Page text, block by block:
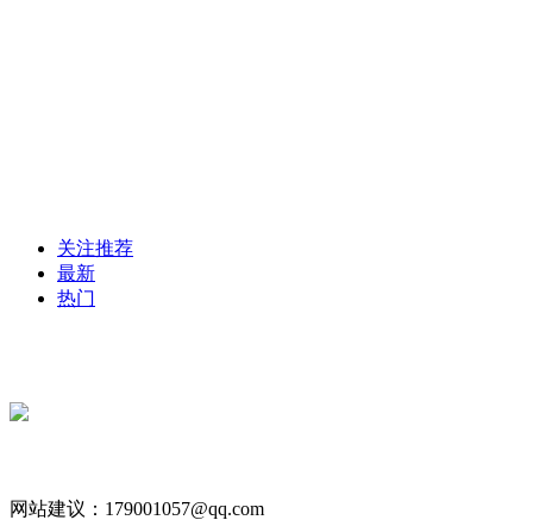
关注推荐
最新
热门
网站建议：179001057@qq.com